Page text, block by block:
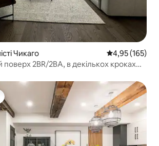
Чикаго Середня
4,95 (165)
поверх 2BR/2BA, в декількох кроках